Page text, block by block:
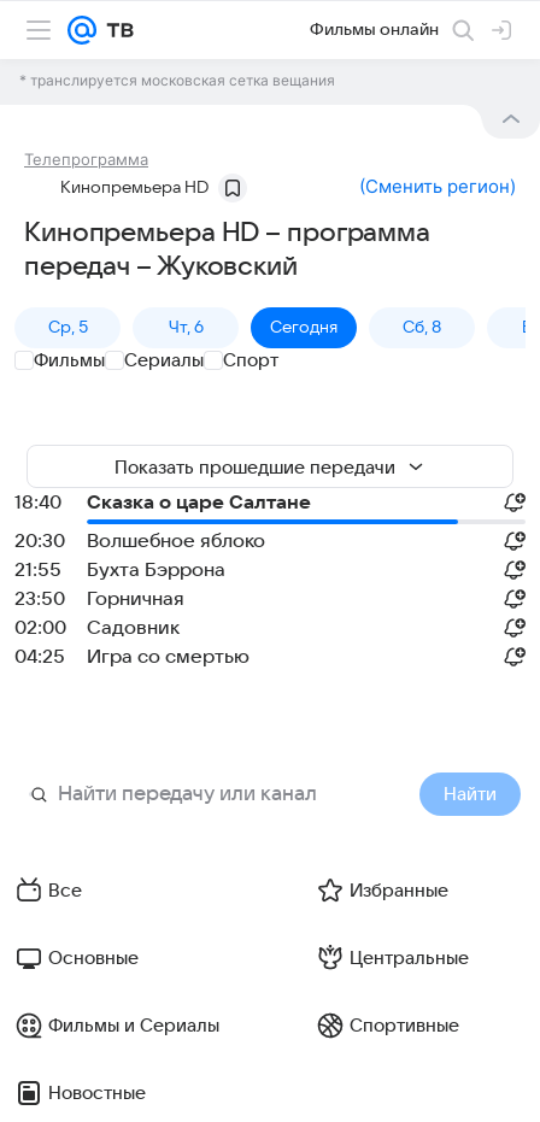
Фильмы онлайн
* транслируется московская сетка вещания
Телепрограмма
Кинопремьера HD (Сменить регион)
Кинопремьера HD – программа
передач – Жуковский
Ср, 5 Чт, 6 Сегодня Сб, 8
Фильмы Сериалы Спорт
Показать прошедшие передачи
18:40
Сказка о царе Салтане
20:30
Волшебное яблоко
21:55
Бухта Бэррона
23:50
Горничная
02:00
Садовник
04:25
Игра со смертью
Найти
Все Избранные
Основные Центральные
Фильмы и Сериалы Спортивные
Новостные